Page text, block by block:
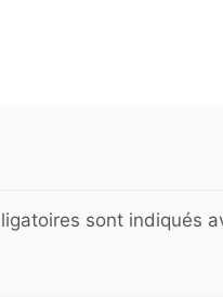
sont indiqués